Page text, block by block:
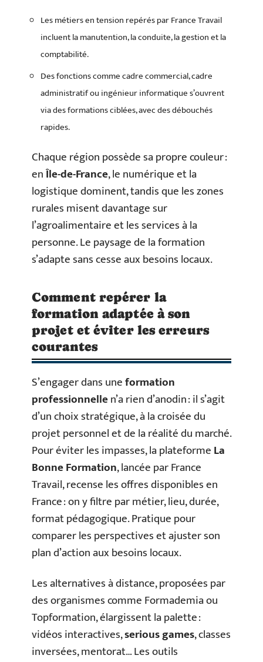
Les métiers en tension repérés par France Travail
incluent la manutention, la conduite, la gestion et la
comptabilité.
Des fonctions comme cadre commercial, cadre
administratif ou ingénieur informatique s’ouvrent
via des formations ciblées, avec des débouchés
rapides.
Chaque région possède sa propre couleur :
enÎle-de-France, le numérique et la
logistique dominent, tandis que les zones
rurales misent davantage sur
l’agroalimentaire et les services à la
personne. Le paysage de la formation
s’adapte sans cesse aux besoins locaux.
Comment repérer la
formation adaptée à son
projet et éviter les erreurs
courantes
S’engager dans uneformation
professionnellen’a rien d’anodin : il s’agit
d’un choix stratégique, à la croisée du
projet personnel et de la réalité du marché.
Pour éviter les impasses, la plateformeLa
Bonne Formation, lancée par France
Travail, recense les offres disponibles en
France : on y filtre par métier, lieu, durée,
format pédagogique. Pratique pour
comparer les perspectives et ajuster son
plan d’action aux besoins locaux.
Les alternatives à distance, proposées par
des organismes comme Formademia ou
Topformation, élargissent la palette :
vidéos interactives,serious games, classes
inversées, mentorat… Les outils